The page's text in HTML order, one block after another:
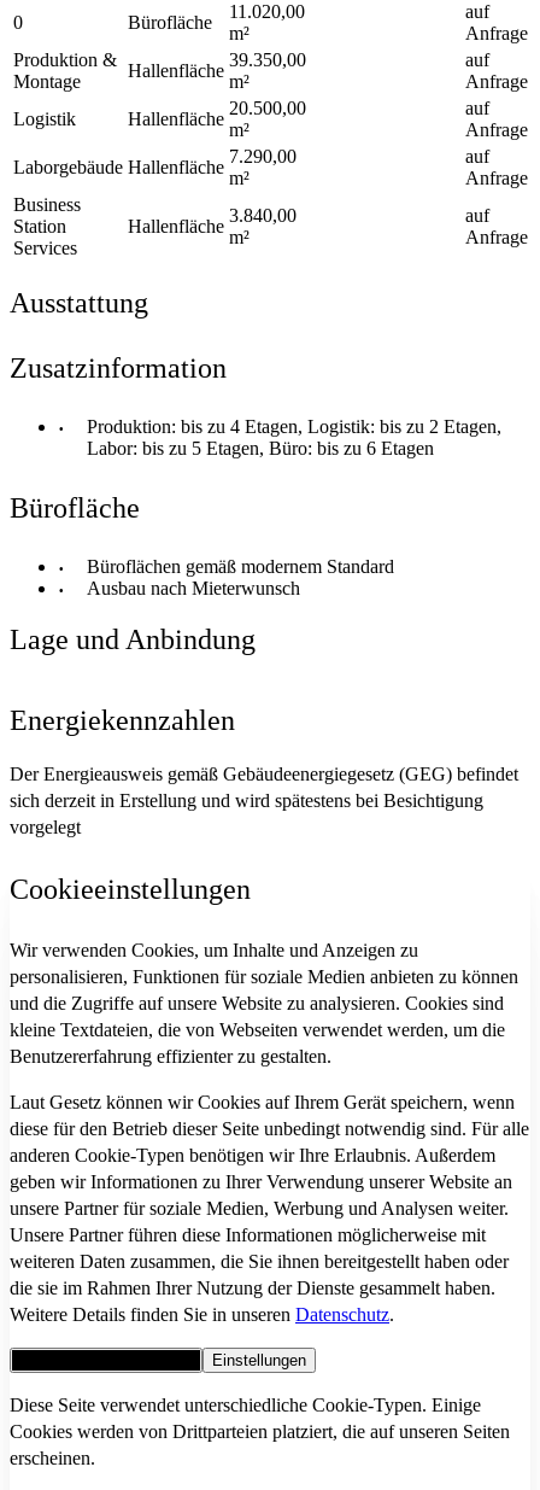
0 Bürofläche
11.020,00
m²
auf
Anfrage
Produktion &
Montage
Hallenfläche
39.350,00
m²
auf
Anfrage
Logistik
Hallenfläche
20.500,00
m²
auf
Anfrage
Laborgebäude Hallenfläche
7.290,00
m²
auf
Anfrage
Business
Station
Services
Hallenfläche
3.840,00
m²
auf
Anfrage
Ausstattung
Zusatzinformation
Produktion: bis zu 4 Etagen, Logistik: bis zu 2 Etagen,
Labor: bis zu 5 Etagen, Büro: bis zu 6 Etagen
Bürofläche
Büroflächen gemäß modernem Standard
Ausbau nach Mieterwunsch
Lage und Anbindung
Energiekennzahlen
Der Energieausweis gemäß Gebäudeenergiegesetz (GEG) befindet
sich derzeit in Erstellung und wird spätestens bei Besichtigung
vorgelegt
Cookieeinstellungen
Wir verwenden Cookies, um Inhalte und Anzeigen zu
personalisieren, Funktionen für soziale Medien anbieten zu können
und die Zugriffe auf unsere Website zu analysieren. Cookies sind
kleine Textdateien, die von Webseiten verwendet werden, um die
Benutzererfahrung effizienter zu gestalten.
Laut Gesetz können wir Cookies auf Ihrem Gerät speichern, wenn
diese für den Betrieb dieser Seite unbedingt notwendig sind. Für alle
anderen Cookie-Typen benötigen wir Ihre Erlaubnis. Außerdem
geben wir Informationen zu Ihrer Verwendung unserer Website an
unsere Partner für soziale Medien, Werbung und Analysen weiter.
Unsere Partner führen diese Informationen möglicherweise mit
weiteren Daten zusammen, die Sie ihnen bereitgestellt haben oder
die sie im Rahmen Ihrer Nutzung der Dienste gesammelt haben.
Weitere Details finden Sie in unseren Datenschutz.
Einstellungen
Diese Seite verwendet unterschiedliche Cookie-Typen. Einige
Cookies werden von Drittparteien platziert, die auf unseren Seiten
erscheinen.